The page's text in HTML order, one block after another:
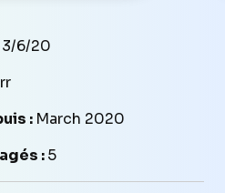
3/6/20
: March 2020
:5